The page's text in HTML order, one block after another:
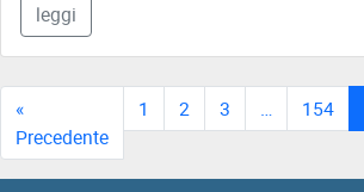
leggi
«
Precedente
1 2 3 … 154